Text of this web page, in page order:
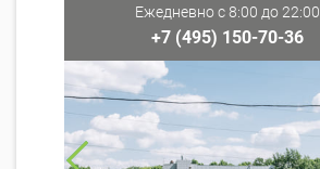
Ежедневно с 8:00 до 22:00
+7 (495) 150-70-36